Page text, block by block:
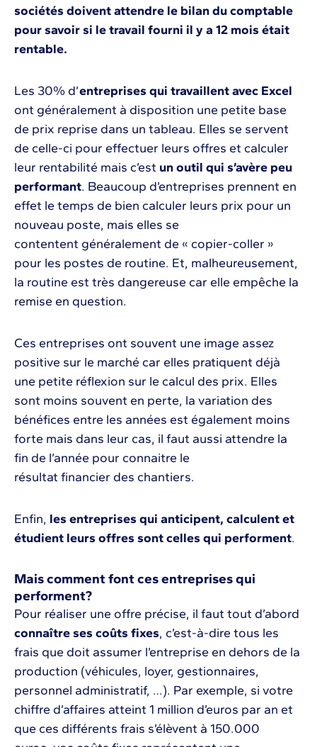
sociétés doivent attendre le bilan du comptable
pour savoir si le travail fourni il y a 12 mois était
rentable.
Les 30% d’entreprises qui travaillent avec Excel
ont généralement à disposition une petite base
de prix reprise dans un tableau. Elles se servent
de celle-ci pour effectuer leurs offres et calculer
leur rentabilité mais c’est un outil qui s’avère peu
performant. Beaucoup d’entreprises prennent en
effet le temps de bien calculer leurs prix pour un
nouveau poste, mais elles se
contentent généralement de « copier-coller »
pour les postes de routine. Et, malheureusement,
la routine est très dangereuse car elle empêche la
remise en question.
Ces entreprises ont souvent une image assez
positive sur le marché car elles pratiquent déjà
une petite réflexion sur le calcul des prix. Elles
sont moins souvent en perte, la variation des
bénéfices entre les années est également moins
forte mais dans leur cas, il faut aussi attendre la
fin de l’année pour connaitre le
résultat financier des chantiers.
Enfin, les entreprises qui anticipent, calculent et
étudient leurs offres sont celles qui performent.
Mais comment font ces entreprises qui
performent?
Pour réaliser une offre précise, il faut tout d’abord
connaître ses coûts fixes, c’est-à-dire tous les
frais que doit assumer l’entreprise en dehors de la
production (véhicules, loyer, gestionnaires,
personnel administratif, …). Par exemple, si votre
chiffre d’affaires atteint 1 million d’euros par an et
que ces différents frais s’élèvent à 150.000